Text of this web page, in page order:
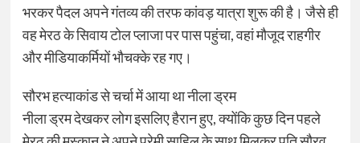
भरकर पैदल अपने गंतव्य की तरफ कांवड़ यात्रा शुरू की है। जैसे ही
वह मेरठ के सिवाय टोल प्लाजा पर पास पहुंचा, वहां मौजूद राहगीर
और मीडियाकर्मियों भौचक्के रह गए।
सौरभ हत्याकांड से चर्चा में आया था नीला ड्रम
नीला ड्रम देखकर लोग इसलिए हैरान हुए, क्योंकि कुछ दिन पहले